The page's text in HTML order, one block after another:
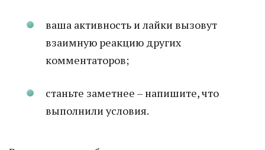
ваша активность и лайки вызовут
взаимную реакцию других
комментаторов;
станьте заметнее – напишите, что
выполнили условия.